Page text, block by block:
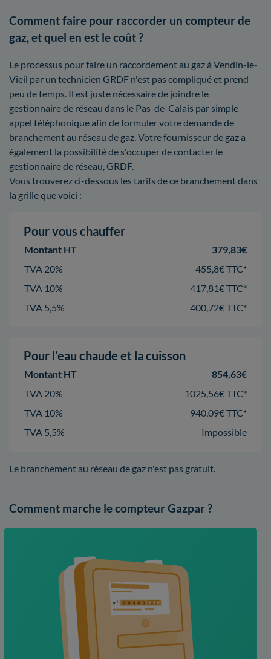
Comment faire pour raccorder un compteur de
gaz, et quel en est le coût ?
Le processus pour faire un raccordement au gaz à Vendin-le-
Vieil par un technicien GRDF n'est pas compliqué et prend
peu de temps. Il est juste nécessaire de joindre le
gestionnaire de réseau dans le Pas-de-Calais par simple
appel téléphonique afin de formuler votre demande de
branchement au réseau de gaz. Votre fournisseur de gaz a
également la possibilité de s'occuper de contacter le
gestionnaire de réseau, GRDF.
Vous trouverez ci-dessous les tarifs de ce branchement dans
la grille que voici :
Pour vous chauffer
Montant HT
379,83€
TVA 20%
455,8€ TTC*
TVA 10%
417,81€ TTC*
TVA 5,5%
400,72€ TTC*
Pour l’eau chaude et la cuisson
Montant HT
854,63€
TVA 20%
1025,56€ TTC*
TVA 10%
940,09€ TTC*
TVA 5,5%
Impossible
Le branchement au réseau de gaz n'est pas gratuit.
Comment marche le compteur Gazpar ?